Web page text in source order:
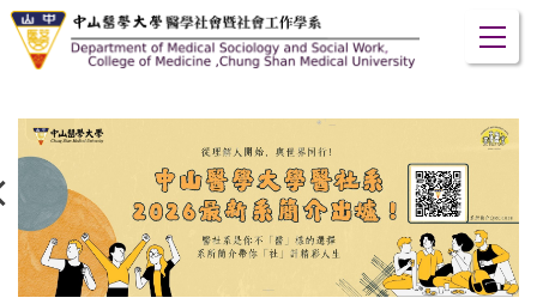
跳
到
容
區